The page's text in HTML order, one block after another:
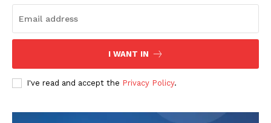
I WANT IN
I've read and accept the Privacy Policy.